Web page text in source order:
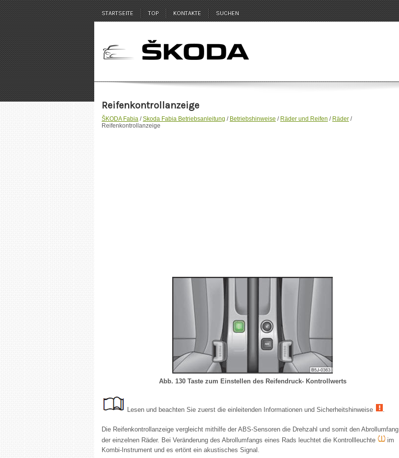
STARTSEITE TOP KONTAKTE SUCHEN
Reifenkontrollanzeige
ŠKODA Fabia /Skoda Fabia Betriebsanleitung / Betriebshinweise / Räder und Reifen / Räder /
Reifenkontrollanzeige
Abb. 130 Taste zum Einstellen des Reifendruck- Kontrollwerts
Lesen und beachten Sie zuerst die einleitenden Informationen und Sicherheitshinweise .
Die Reifenkontrollanzeige vergleicht mithilfe der ABS-Sensoren die Drehzahl und somit den Abrollumfang
der einzelnen Räder. Bei Veränderung des Abrollumfangs eines Rads leuchtet die Kontrollleuchte
im
Kombi-Instrument und es ertönt ein akustisches Signal.